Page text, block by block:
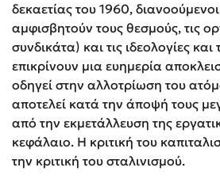
δεκαετίας του 1960,
αμφισβητούν τους θεσμούς, τις
συνδικάτα) και τις ιδεολογίες
επικρίνουν μια ευημερία
οδηγεί στην αλλοτρίωση του
αποτελεί κατά την άποψή τους
από την εκμετάλλευση της
κεφάλαιο. Η κριτική του
την κριτική του σταλινισμού.